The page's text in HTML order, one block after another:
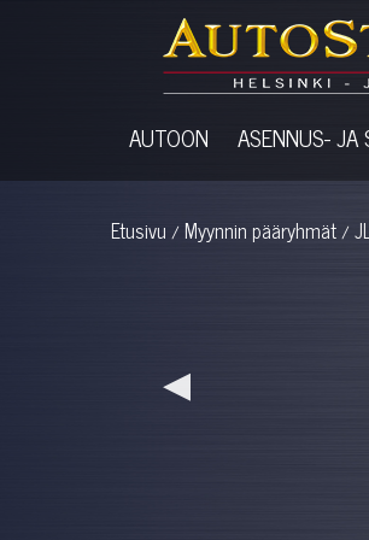
AUTOON ASENNUS- JA
Etusivu / Myynnin pääryhmät/
◀